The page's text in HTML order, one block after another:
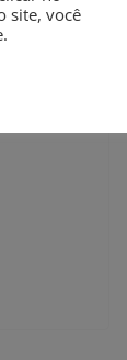
site, você